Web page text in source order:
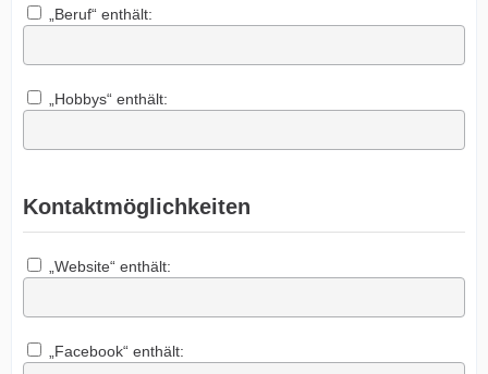
„Beruf“ enthält:
„Hobbys“ enthält:
Kontaktmöglichkeiten
„Website“ enthält:
„Facebook“ enthält: